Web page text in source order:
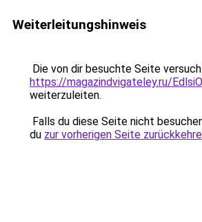
Weiterleitungshinweis
Die von dir besuchte Seite
https://magazindvigateley.ru/
weiterzuleiten.
Falls du diese Seite nicht
du zur vorherigen Seite